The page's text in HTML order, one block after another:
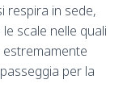
respira in sede,
scale nelle quali
per la